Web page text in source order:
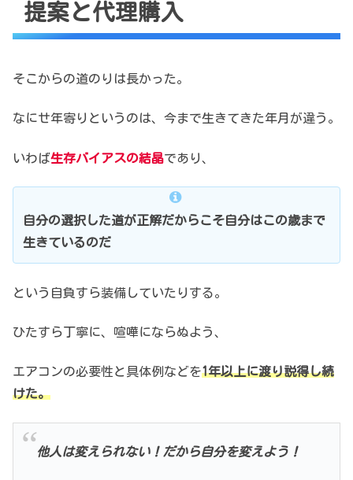
提案と代理購入
そこからの道のりは長かった。
なにせ年寄りというのは、 今まで生きてきた年月が違う。
いわば生存バイアスの結晶であり、
自分の選択した道が正解だからこそ自分はこの歳まで
生きているのだ
という自負すら装備していたりする。
ひたすら丁寧に、喧嘩にならぬよう、
エアコンの必要性と具体例などを1年以上に渡り説得し続
けた。
他人は変えられない！ だから自分を変えよう！